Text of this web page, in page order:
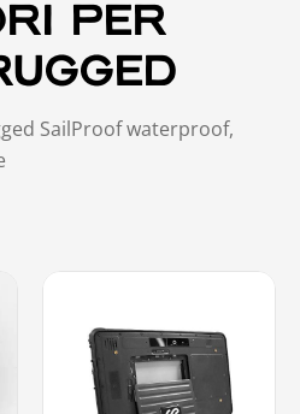
PER
SailProof waterproof,